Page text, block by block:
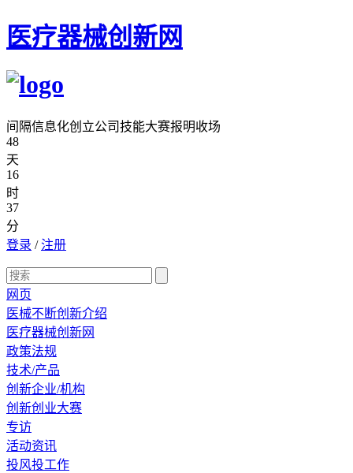
医疗器械创新网
间隔信息化创立公司技能大赛报明收场
48
天
16
时
37
分
登录 /注册
网页
医械不断创新介绍
医疗器械创新网
政策法规
技术/产品
创新企业/机构
创新创业大赛
专访
活动资讯
投风投工作